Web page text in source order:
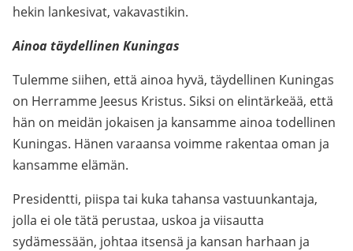
hekin lankesivat, vakavastikin.
Ainoa täydellinen Kuningas
Tulemme siihen, että ainoa hyvä, täydellinen Kuningas
on Herramme Jeesus Kristus. Siksi on elintärkeää, että
hän on meidän jokaisen ja kansamme ainoa todellinen
Kuningas. Hänen varaansa voimme rakentaa oman ja
kansamme elämän.
Presidentti, piispa tai kuka tahansa vastuunkantaja,
jolla ei ole tätä perustaa, uskoa ja viisautta
sydämessään, johtaa itsensä ja kansan harhaan ja